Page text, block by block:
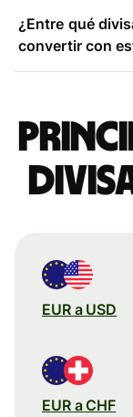
¿Entre qué
convertir con
EUR a USD
EUR a CHF